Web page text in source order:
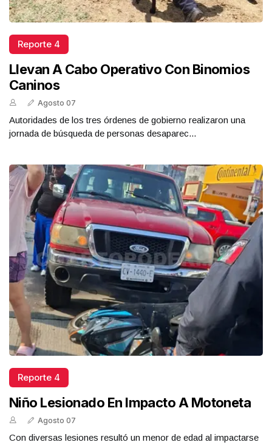
Reporte 4
Llevan A Cabo Operativo Con Binomios
Caninos
Agosto 07
Autoridades de los tres órdenes de gobierno realizaron una
jornada de búsqueda de personas desaparec...
Reporte 4
Niño Lesionado En Impacto A Motoneta
Agosto 07
Con diversas lesiones resultó un menor de edad al impactarse